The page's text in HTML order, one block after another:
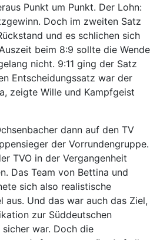
Punkt um Punkt. Der Lohn:
Doch im zweiten Satz
und es schlichen sich
beim 8:9 sollte die Wende
nicht. 9:11 ging der Satz
Entscheidungssatz war der
zeigte Wille und Kampfgeist
dann auf den TV
der Vorrundengruppe.
TVO in der Vergangenheit
Das Team von Bettina und
sich also realistische
aus. Und das war auch das Ziel,
zur Süddeutschen
war. Doch die